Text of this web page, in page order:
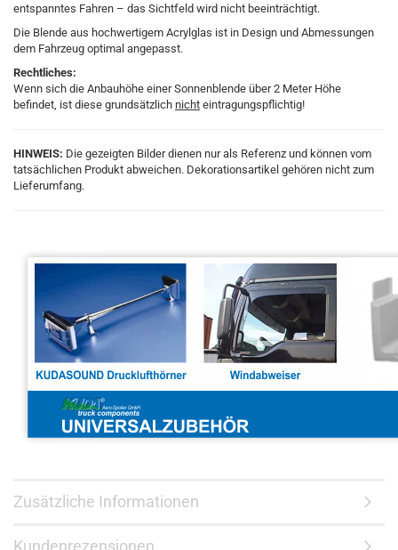
entspanntes Fahren – das Sichtfeld wird nicht beeinträchtigt.
Die Blende aus hochwertigem Acrylglas ist in Design und Abmessungen
dem Fahrzeug optimal angepasst.
Rechtliches:
Wenn sich die Anbauhöhe einer Sonnenblende über 2 Meter Höhe
befindet, ist diese grundsätzlich nicht eintragungspflichtig!
HINWEIS: Die gezeigten Bilder dienen nur als Referenz und können vom
tatsächlichen Produkt abweichen. Dekorationsartikel gehören nicht zum
Lieferumfang.
Zusätzliche Informationen
Kundenrezensionen